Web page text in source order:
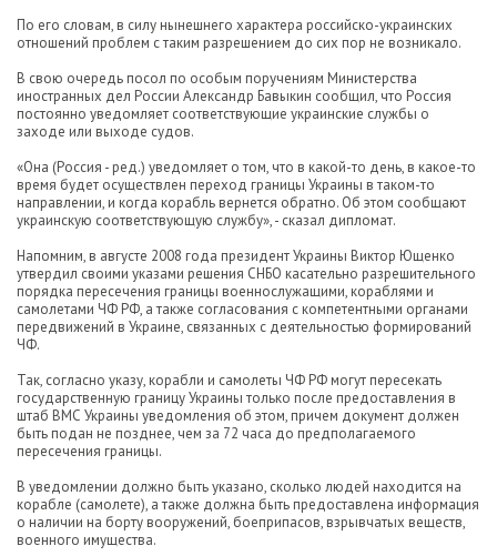
По его словам, в силу нынешнего характера российско-украинских
отношений проблем с таким разрешением до сих пор не возникало.
В свою очередь посол по особым поручениям Министерства
иностранных дел России Александр Бавыкин сообщил, что Россия
постоянно уведомляет соответствующие украинские службы о
заходе или выходе судов.
«Она (Россия - ред.) уведомляет о том, что в какой-то день, в какое-то
время будет осуществлен переход границы Украины в таком-то
направлении, и когда корабль вернется обратно. Об этом сообщают
украинскую соответствующую службу», - сказал дипломат.
Напомним, в августе 2008 года президент Украины Виктор Ющенко
утвердил своими указами решения СНБО касательно разрешительного
порядка пересечения границы военнослужащими, кораблями и
самолетами ЧФ РФ, а также согласования с компетентными органами
передвижений в Украине, связанных с деятельностью формирований
ЧФ.
Так, согласно указу, корабли и самолеты ЧФ РФ могут пересекать
государственную границу Украины только после предоставления в
штаб ВМС Украины уведомления об этом, причем документ должен
быть подан не позднее, чем за 72 часа до предполагаемого
пересечения границы.
В уведомлении должно быть указано, сколько людей находится на
корабле (самолете), а также должна быть предоставлена информация
о наличии на борту вооружений, боеприпасов, взрывчатых веществ,
военного имущества.